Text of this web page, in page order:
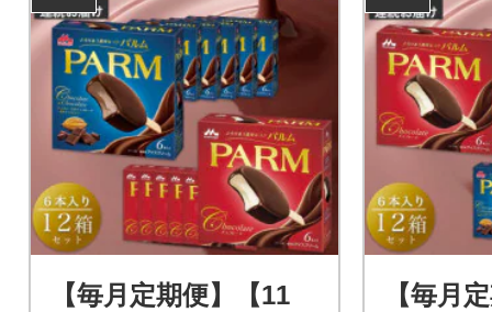
【毎月定期便】【11
【毎月